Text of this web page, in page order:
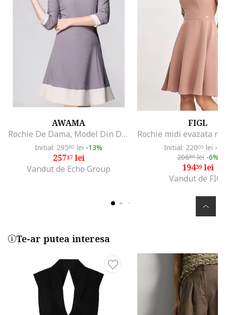
AWAMA
Rochie De Dama, Model Din Dantela, Gri, Dantela Premium, Rochie Eleganta Mini Pentru Femei, Tinuta De Seara Luxoasa, Rochii De Ocazie, Croiala Feminina Rafinata, Perfecta Pentru Petreceri Exclusiviste Si Evenimente Speciale, Gri
Initial: 29580 lei -13%
25717lei
Vandut de Echo Group
FIGL
Initial: 22000 lei -
20680lei -6%
19439lei
Vandut de FIGL
Te-ar putea interesa